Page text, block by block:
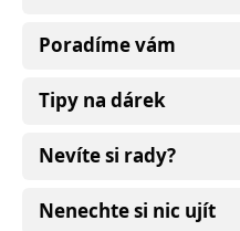
Poradíme vám
Tipy na dárek
Nevíte si rady?
Nenechte si nic ujít